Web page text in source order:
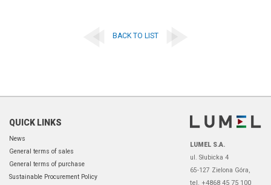
BACK TO LIST
QUICK LINKS
News
General terms of sales
General terms of purchase
Sustainable Procurement Policy
LUMEL S.A.
ul. Słubicka 4
65-127 Zielona Góra,
tel. +4868 45 75 100